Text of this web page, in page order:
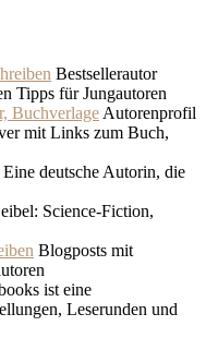
Bestsellerautor
Tipps für Jungautoren
Buchverlage Autorenprofil
mit Links zum Buch,
Eine deutsche Autorin, die
Science-Fiction,
Blogposts mit
ist eine
Leserunden und